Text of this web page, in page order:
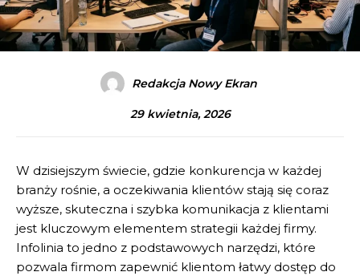
Redakcja Nowy Ekran
29 kwietnia, 2026
W dzisiejszym świecie, gdzie konkurencja w każdej
branży rośnie, a oczekiwania klientów stają się coraz
wyższe, skuteczna i szybka komunikacja z klientami
jest kluczowym elementem strategii każdej firmy.
Infolinia to jedno z podstawowych narzędzi, które
pozwala firmom zapewnić klientom łatwy dostęp do